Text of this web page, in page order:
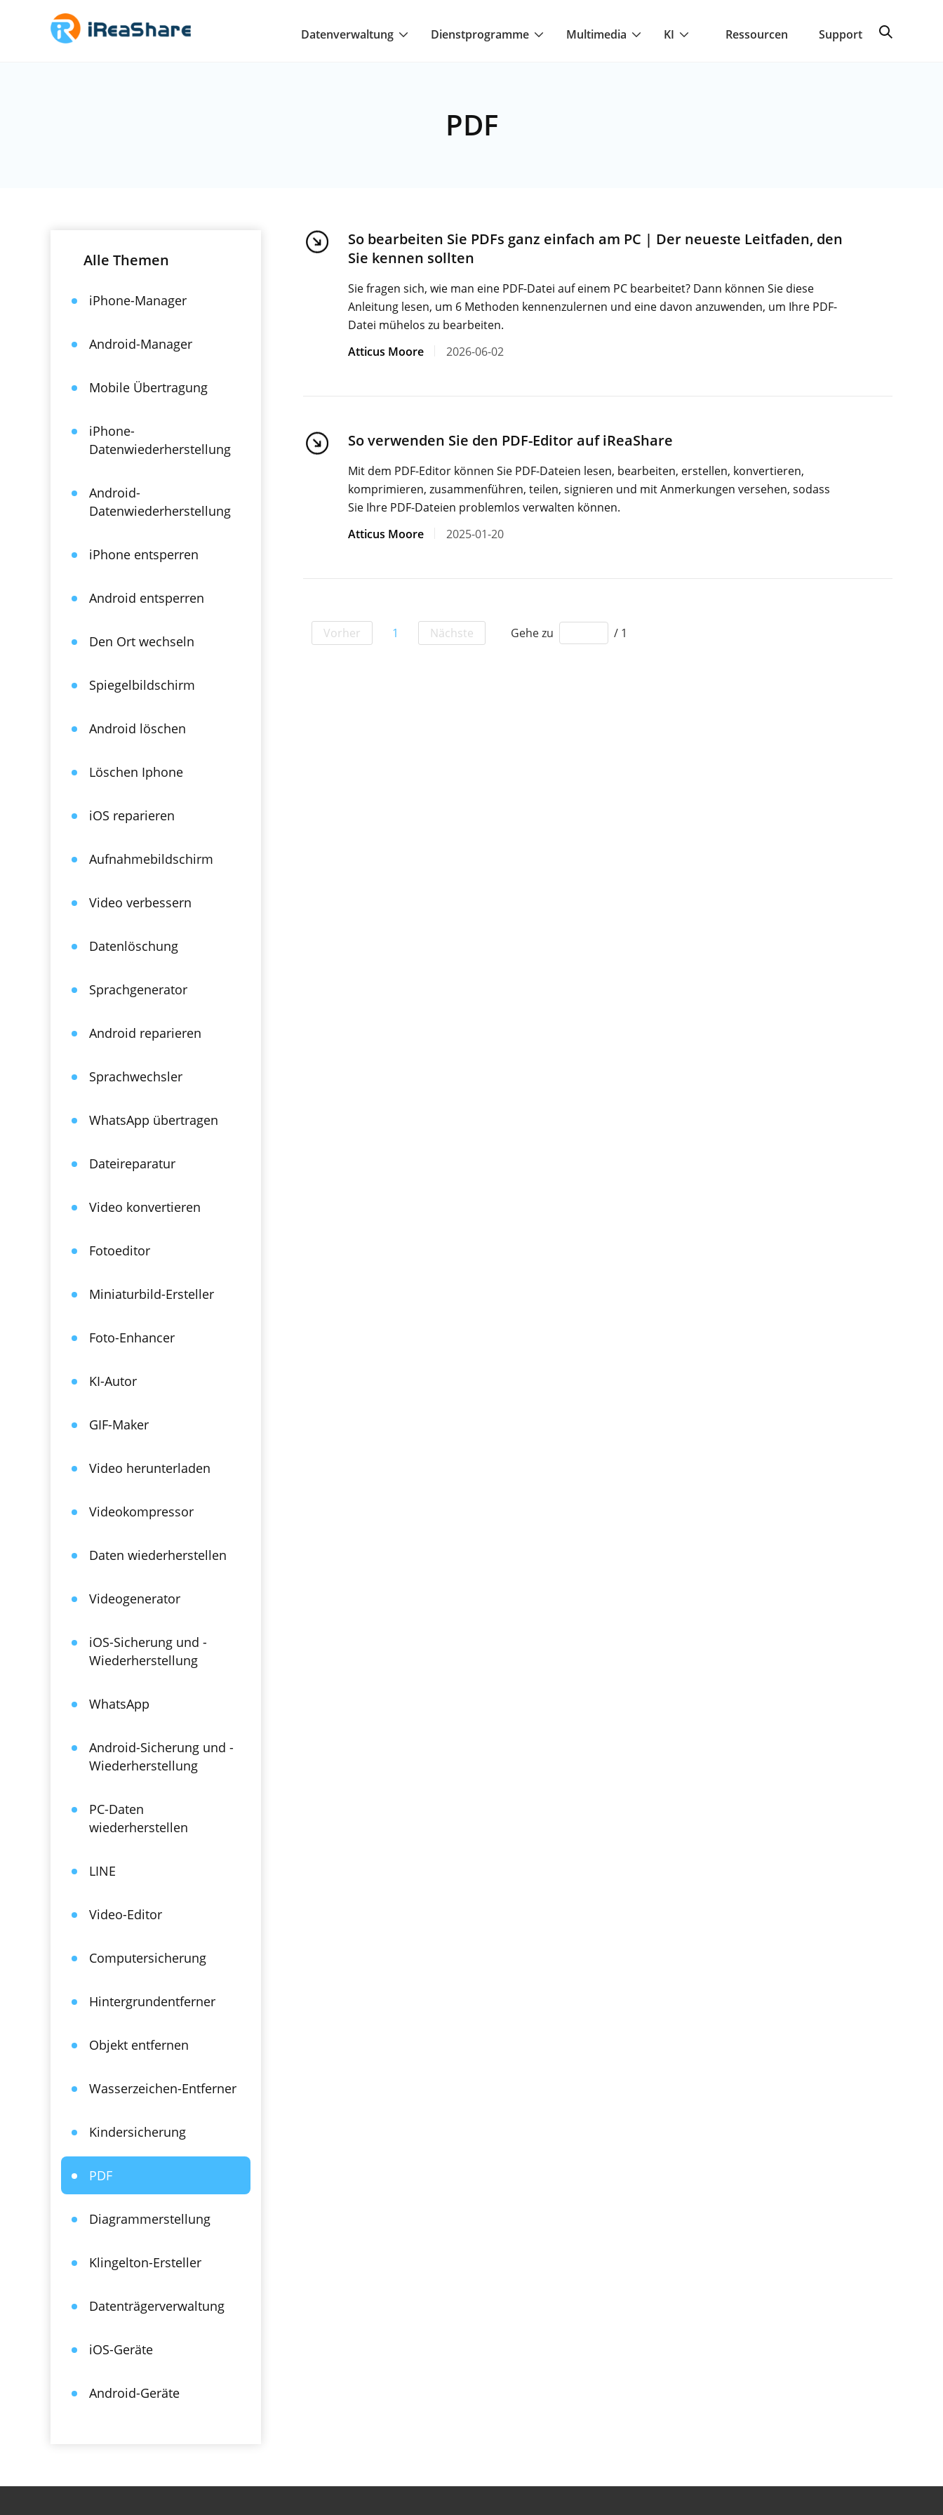
Datenverwaltung Dienstprogramme Multimedia KI Ressourcen Support
PDF
Alle Themen
iPhone-Manager
Android-Manager
Mobile Übertragung
iPhone-
Datenwiederherstellung
Android-
Datenwiederherstellung
iPhone entsperren
Android entsperren
Den Ort wechseln
Spiegelbildschirm
Android löschen
Löschen Iphone
iOS reparieren
Aufnahmebildschirm
Video verbessern
Datenlöschung
Sprachgenerator
Android reparieren
Sprachwechsler
WhatsApp übertragen
Dateireparatur
Video konvertieren
Fotoeditor
Miniaturbild-Ersteller
Foto-Enhancer
KI-Autor
GIF-Maker
Video herunterladen
Videokompressor
Daten wiederherstellen
Videogenerator
iOS-Sicherung und -
Wiederherstellung
WhatsApp
Android-Sicherung und -
Wiederherstellung
PC-Daten
wiederherstellen
LINE
Video-Editor
Computersicherung
Hintergrundentferner
Objekt entfernen
Wasserzeichen-Entferner
Kindersicherung
PDF
Diagrammerstellung
Klingelton-Ersteller
Datenträgerverwaltung
iOS-Geräte
Android-Geräte
So bearbeiten Sie PDFs ganz einfach am PC | Der neueste Leitfaden, den
Sie kennen sollten
Sie fragen sich, wie man eine PDF-Datei auf einem PC bearbeitet? Dann können Sie diese
Anleitung lesen, um 6 Methoden kennenzulernen und eine davon anzuwenden, um Ihre PDF-
Datei mühelos zu bearbeiten.
Atticus Moore
2026-06-02
So verwenden Sie den PDF-Editor auf iReaShare
Mit dem PDF-Editor können Sie PDF-Dateien lesen, bearbeiten, erstellen, konvertieren,
komprimieren, zusammenführen, teilen, signieren und mit Anmerkungen versehen, sodass
Sie Ihre PDF-Dateien problemlos verwalten können.
Atticus Moore
2025-01-20
Vorher 1 Nächste Gehe zu / 1